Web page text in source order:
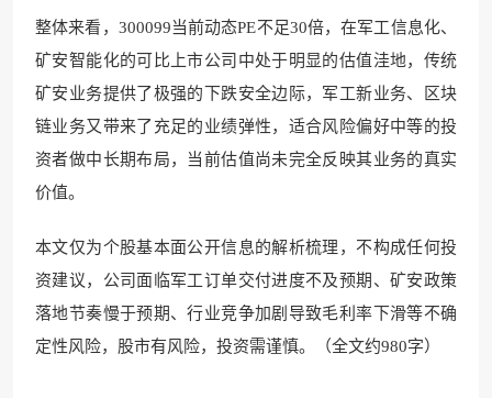
整体来看，300099当前动态PE不足30倍，在军工信息化、
矿安智能化的可比上市公司中处于明显的估值洼地，传统
矿安业务提供了极强的下跌安全边际，军工新业务、区块
链业务又带来了充足的业绩弹性，适合风险偏好中等的投
资者做中长期布局，当前估值尚未完全反映其业务的真实
价值。
本文仅为个股基本面公开信息的解析梳理，不构成任何投
资建议，公司面临军工订单交付进度不及预期、矿安政策
落地节奏慢于预期、行业竞争加剧导致毛利率下滑等不确
定性风险，股市有风险，投资需谨慎。（全文约980字）